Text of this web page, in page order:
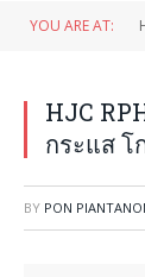
YOU ARE AT:
HJC
กระแส โ
BY PON